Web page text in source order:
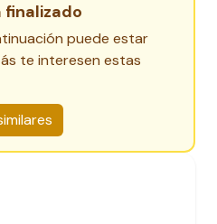
finalizado
puede estar
te interesen estas